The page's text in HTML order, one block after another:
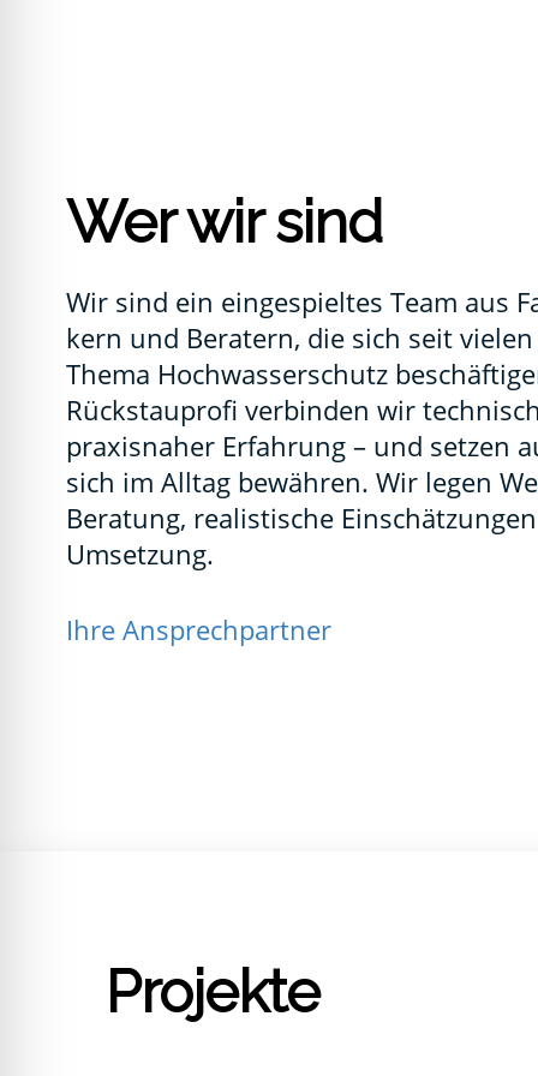
Wer wir sind
Wir sind ein ein­ge­spiel­tes Team aus
kern und Bera­tern, die sich seit
The­ma Hoch­was­ser­schutz
Rück­stau­pro­fi ver­bin­den wir
pra­xis­na­her Erfah­rung – und set­zen
sich im All­tag bewäh­ren. Wir legen
Bera­tung, rea­lis­ti­sche
Umset­zung.
Ihre Ansprech­part­ner
Pro­jek­te
Waben­plat­te in
Müns­ter